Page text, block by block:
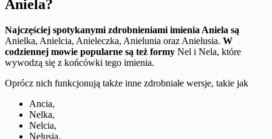
Aniela?
Najczęściej spotykanymi zdrobnieniami imienia Aniela są
Anielka, Anielcia, Anieleczka, Anielunia oraz Anielusia. W
codziennej mowie popularne są też formy Nel i Nela, które
wywodzą się z końcówki tego imienia.
Oprócz nich funkcjonują także inne zdrobniałe wersje, takie jak
Ancia,
Nelka,
Nelcia,
Nelusia,